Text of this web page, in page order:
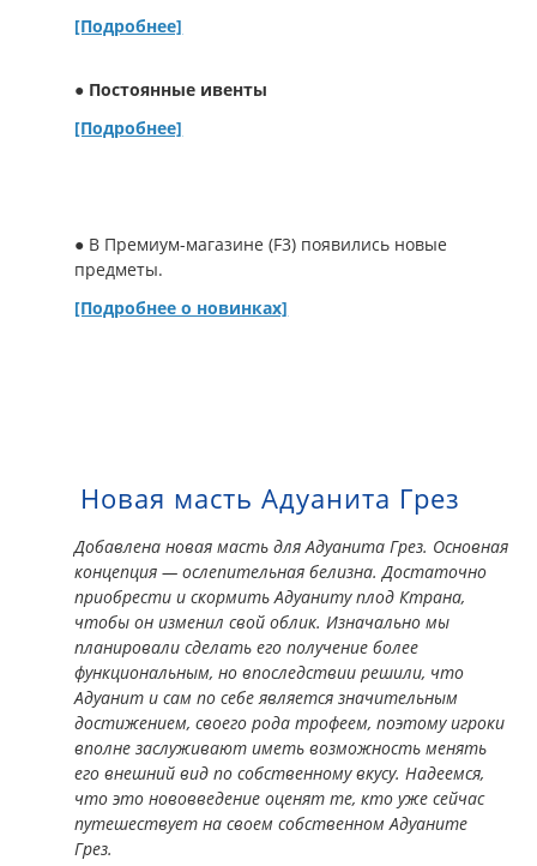
[Подробнее]
● Постоянные ивенты
[Подробнее]
● В Премиум-магазине (F3) появились новые
предметы.
[Подробнее о новинках]
Новая масть Адуанита Грез
Добавлена новая масть для Адуанита Грез. Основная
концепция — ослепительная белизна. Достаточно
приобрести и скормить Адуаниту плод Ктрана,
чтобы он изменил свой облик. Изначально мы
планировали сделать его получение более
функциональным, но впоследствии решили, что
Адуанит и сам по себе является значительным
достижением, своего рода трофеем, поэтому игроки
вполне заслуживают иметь возможность менять
его внешний вид по собственному вкусу. Надеемся,
что это нововведение оценят те, кто уже сейчас
путешествует на своем собственном Адуаните
Грез.